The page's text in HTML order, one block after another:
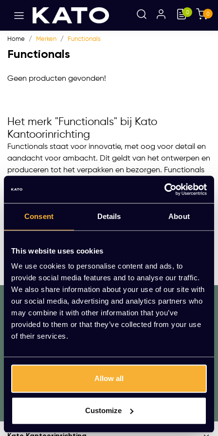
Consent Details About
This website uses cookies
We use cookies to personalise content and ads, to
provide social media features and to analyse our traffic.
We also share information about your use of our site with
our social media, advertising and analytics partners who
may combine it with other information that you’ve
provided to them or that they’ve collected from your use
of their services.
Allow all
Customize
0 0
Home Merken Functionals
Functionals
Geen producten gevonden!
Het merk "Functionals" bij Kato
Kantoorinrichting
Functionals staat voor innovatie, met oog voor detail en
aandacht voor ambacht. Dit geldt van het ontwerpen en
produceren tot het verpakken en bezorgen. Functionals
gefabriceerd in kleine Europese fabrieken, en de meeste
producten worden in elkaar gezet en verzonden vanuit
de fabriek en showroom in Goirle, Nederland. Het
allereerste product, De Bonsai 5 Kandelaar, zorgde voor
tot tafels, stoelen, andere verlichting, en bijpassende
accessoires.
dat. werkt. lekker.
Mis geen enkele aanbieding of actie.
Meld je aan voor onze nieuwsbrief!
We helpen je graag. Raadpleeg onze